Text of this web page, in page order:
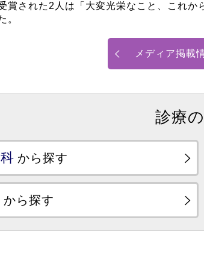
賞された2人は「大変光栄なこと、これ
。
メディア掲載
診療
から探す
から探す